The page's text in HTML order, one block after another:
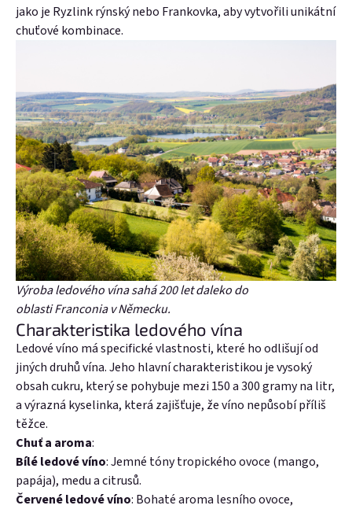
jako je Ryzlink rýnský nebo Frankovka, aby vytvořili unikátní
chuťové kombinace.
Výroba ledového vína sahá 200 let daleko do
oblasti Franconia v Německu.
Charakteristika ledového vína
Ledové víno má specifické vlastnosti, které ho odlišují od
jiných druhů vína. Jeho hlavní charakteristikou je vysoký
obsah cukru, který se pohybuje mezi 150 a 300 gramy na litr,
a výrazná kyselinka, která zajišťuje, že víno nepůsobí příliš
těžce.
Chuť a aroma:
Bílé ledové víno: Jemné tóny tropického ovoce (mango,
papája), medu a citrusů.
Červené ledové víno: Bohaté aroma lesního ovoce,